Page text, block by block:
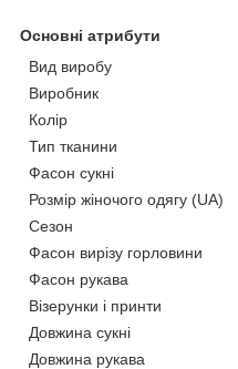
Основні атрибути
Вид виробу
Виробник
Колір
Тип тканини
Фасон сукні
Розмір жіночого одягу (UA)
Сезон
Фасон вирізу горловини
Фасон рукава
Візерунки і принти
Довжина сукні
Довжина рукава